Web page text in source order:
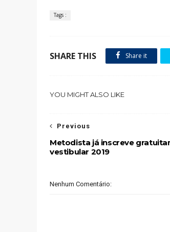
Tags :
SHARE THIS Share it
YOU MIGHT ALSO LIKE
Previous
Metodista já inscreve
vestibular 2019
Nenhum Comentário: